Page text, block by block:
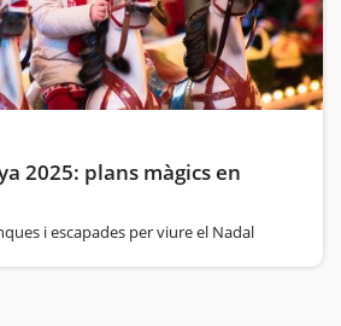
2025: plans màgics en
i escapades per viure el Nadal